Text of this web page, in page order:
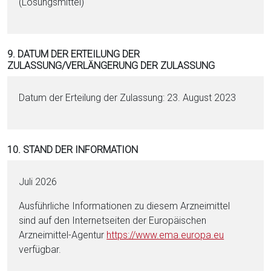
9. DATUM DER ERTEILUNG DER
ZULASSUNG/VERLÄNGERUNG DER ZULASSUNG
Datum der Erteilung der Zulassung: 23. August 2023
10. STAND DER INFORMATION
Juli 2026
Ausführliche Informationen zu diesem Arzneimittel
sind auf den Internetseiten der Europäischen
Arzneimittel-Agentur https://www.ema.eu­ropa.eu
verfügbar.